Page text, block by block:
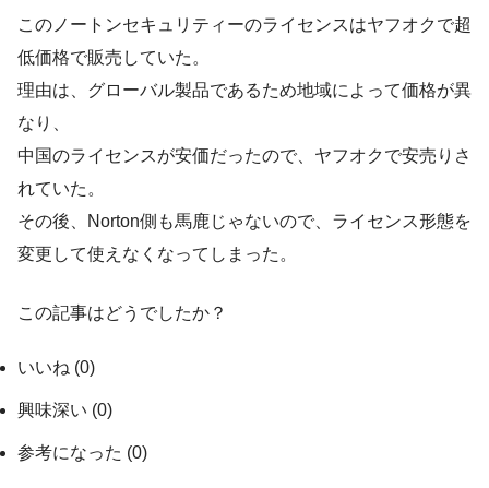
このノートンセキュリティーのライセンスはヤフオクで超
低価格で販売していた。
理由は、グローバル製品であるため地域によって価格が異
なり、
中国のライセンスが安価だったので、ヤフオクで安売りさ
れていた。
その後、Norton側も馬鹿じゃないので、ライセンス形態を
変更して使えなくなってしまった。
この記事はどうでしたか？
いいね (0)
興味深い (0)
参考になった (0)